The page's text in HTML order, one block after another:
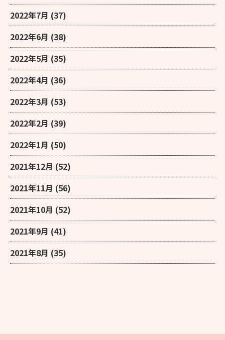
2022年7月 (37)
2022年6月 (38)
2022年5月 (35)
2022年4月 (36)
2022年3月 (53)
2022年2月 (39)
2022年1月 (50)
2021年12月 (52)
2021年11月 (56)
2021年10月 (52)
2021年9月 (41)
2021年8月 (35)